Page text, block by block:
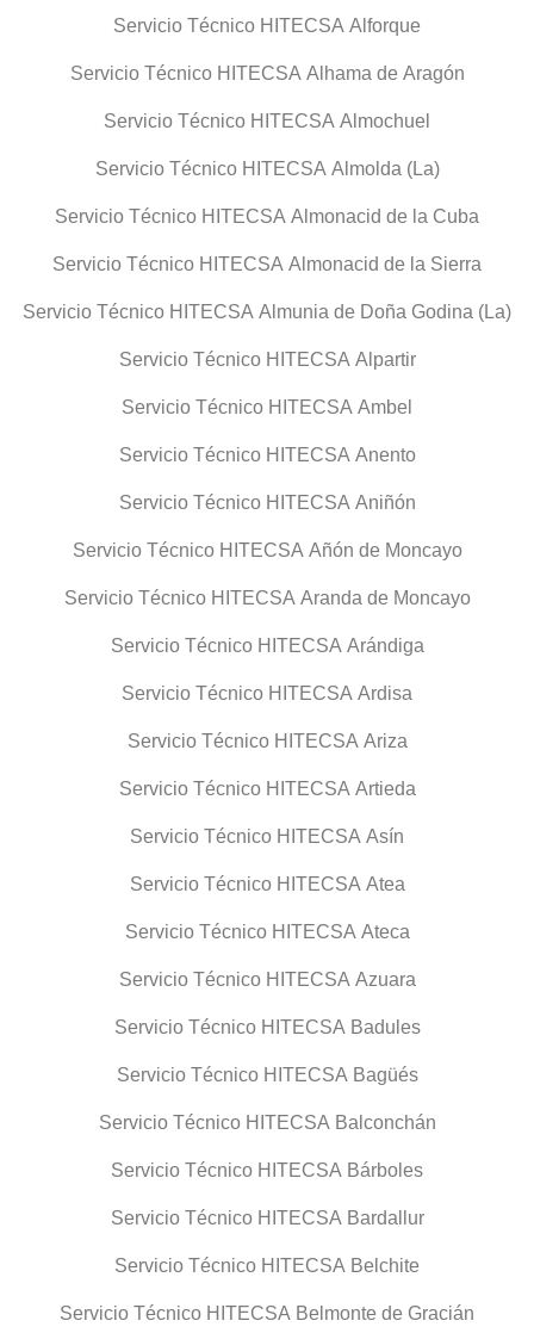
Servicio Técnico HITECSA Alforque
Servicio Técnico HITECSA Alhama de Aragón
Servicio Técnico HITECSA Almochuel
Servicio Técnico HITECSA Almolda (La)
Servicio Técnico HITECSA Almonacid de la Cuba
Servicio Técnico HITECSA Almonacid de la Sierra
Servicio Técnico HITECSA Almunia de Doña Godina (La)
Servicio Técnico HITECSA Alpartir
Servicio Técnico HITECSA Ambel
Servicio Técnico HITECSA Anento
Servicio Técnico HITECSA Aniñón
Servicio Técnico HITECSA Añón de Moncayo
Servicio Técnico HITECSA Aranda de Moncayo
Servicio Técnico HITECSA Arándiga
Servicio Técnico HITECSA Ardisa
Servicio Técnico HITECSA Ariza
Servicio Técnico HITECSA Artieda
Servicio Técnico HITECSA Asín
Servicio Técnico HITECSA Atea
Servicio Técnico HITECSA Ateca
Servicio Técnico HITECSA Azuara
Servicio Técnico HITECSA Badules
Servicio Técnico HITECSA Bagüés
Servicio Técnico HITECSA Balconchán
Servicio Técnico HITECSA Bárboles
Servicio Técnico HITECSA Bardallur
Servicio Técnico HITECSA Belchite
Servicio Técnico HITECSA Belmonte de Gracián